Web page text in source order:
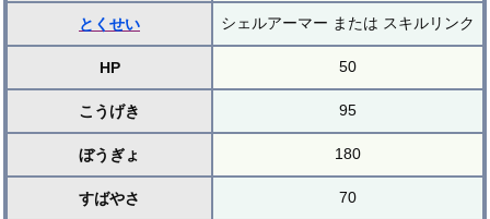
とくせい シェルアーマー または スキルリンク
HP 50
こうげき 95
ぼうぎょ 180
すばやさ 70